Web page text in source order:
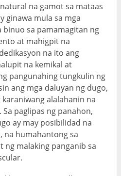
natural na gamotsa mataas
ginawa mula sa mga
binuo sa pamamagitan ng
at mahigpit na
na ito ang
na kemikal at
pangunahing tungkulin ng
ang mga daluyan ng dugo,
alalahanin na
paglipas ng panahon,
ay may posibilidad na
na humahantong sa
malaking panganib sa